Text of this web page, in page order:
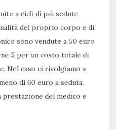
a cicli di più sedute
del proprio corpo e di
sono vendute a 50 euro
5 per un costo totale di
Nel caso ci rivolgiamo a
di 60 euro a seduta.
del medico e